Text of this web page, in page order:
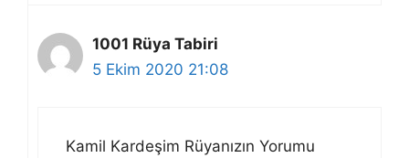
1001 Rüya Tabiri
5 Ekim 2020 21:08
Kamil Kardeşim Rüyanızın Yorumu